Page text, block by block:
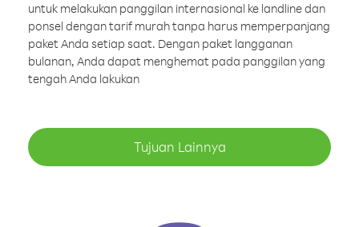
untuk melakukan panggilan internasional ke landline dan
ponsel dengan tarif murah tanpa harus memperpanjang
paket Anda setiap saat. Dengan paket langganan
bulanan, Anda dapat menghemat pada panggilan yang
tengah Anda lakukan
Tujuan Lainnya